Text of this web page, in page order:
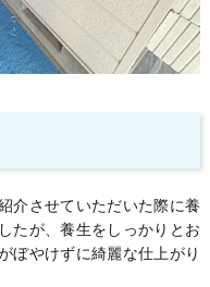
介させていただいた際に養
たが、養生をしっかりとお
ぼやけずに綺麗な仕上がり